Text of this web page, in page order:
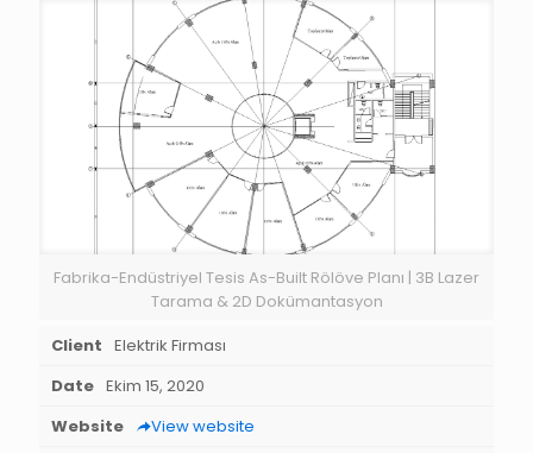
Fabrika-Endüstriyel Tesis As-Built Rölöve Planı | 3B Lazer
Tarama & 2D Dokümantasyon
Client Elektrik Firması
Date Ekim 15, 2020
Website
View website